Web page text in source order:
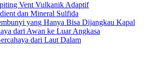
Vent Vulkanik Adaptif
dan Mineral Sulfida
yang Hanya Bisa Dijangkau Kapal
dari Awan ke Luar Angkasa
dari Laut Dalam